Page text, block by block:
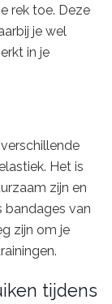
rek toe. Deze
je wel
in je
Het is
zijn en
bandages van
zijn om je
tijdens